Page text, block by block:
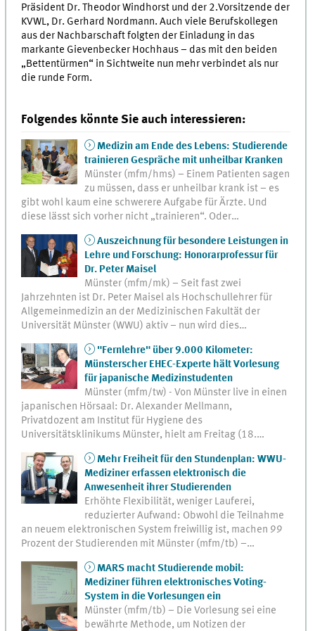
Präsident Dr. Theodor Windhorst und der 2.Vorsitzende der
KVWL, Dr. Gerhard Nordmann. Auch viele Berufskollegen
aus der Nachbarschaft folgten der Einladung in das
markante Gievenbecker Hochhaus – das mit den beiden
„Bettentürmen“ in Sichtweite nun mehr verbindet als nur
die runde Form.
Folgendes könnte Sie auch interessieren:
Medizin am Ende des Lebens: Studierende
trainieren Gespräche mit unheilbar Kranken
Münster (mfm/hms) – Einem Patienten sagen
zu müssen, dass er unheilbar krank ist – es
gibt wohl kaum eine schwerere Aufgabe für Ärzte. Und
diese lässt sich vorher nicht „trainieren“. Oder…
Auszeichnung für besondere Leistungen in
Lehre und Forschung: Honorarprofessur für
Dr. Peter Maisel
Münster (mfm/mk) – Seit fast zwei
Jahrzehnten ist Dr. Peter Maisel als Hochschullehrer für
Allgemeinmedizin an der Medizinischen Fakultät der
Universität Münster (WWU) aktiv – nun wird dies…
"Fernlehre" über 9.000 Kilometer:
Münsterscher EHEC-Experte hält Vorlesung
für japanische Medizinstudenten
Münster (mfm/tw) - Von Münster live in einen
japanischen Hörsaal: Dr. Alexander Mellmann,
Privatdozent am Institut für Hygiene des
Universitätsklinikums Münster, hielt am Freitag (18.…
Mehr Freiheit für den Stundenplan: WWU-
Mediziner erfassen elektronisch die
Anwesenheit ihrer Studierenden
Erhöhte Flexibilität, weniger Lauferei,
reduzierter Aufwand: Obwohl die Teilnahme
an neuem elektronischen System freiwillig ist, machen 99
Prozent der Studierenden mit Münster (mfm/tb) –…
MARS macht Studierende mobil:
Mediziner führen elektronisches Voting-
System in die Vorlesungen ein
Münster (mfm/tb) – Die Vorlesung sei eine
bewährte Methode, um Notizen der